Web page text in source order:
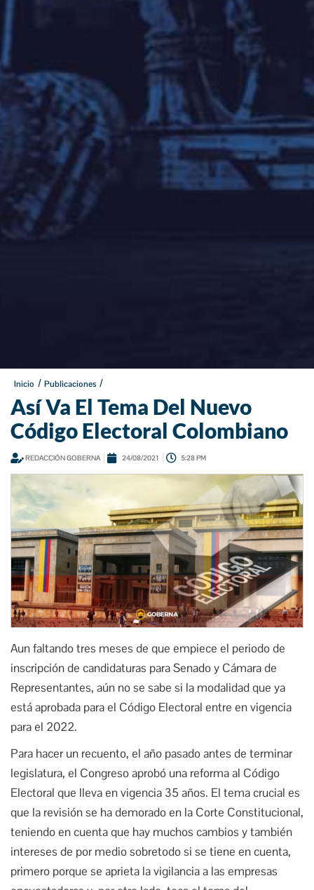
Inicio / Publicaciones /
Así Va El Tema Del Nuevo
Código Electoral Colombiano
REDACCIÓN GOBERNA 24/08/2021 5:28 PM
Aun faltando tres meses de que empiece el periodo de
inscripción de candidaturas para Senado y Cámara de
Representantes, aún no se sabe si la modalidad que ya
está aprobada para el Código Electoral entre en vigencia
para el 2022.
Para hacer un recuento, el año pasado antes de terminar
legislatura, el Congreso aprobó una reforma al Código
Electoral que lleva en vigencia 35 años. El tema crucial es
que la revisión se ha demorado en la Corte Constitucional,
teniendo en cuenta que hay muchos cambios y también
intereses de por medio sobretodo si se tiene en cuenta,
primero porque se aprieta la vigilancia a las empresas